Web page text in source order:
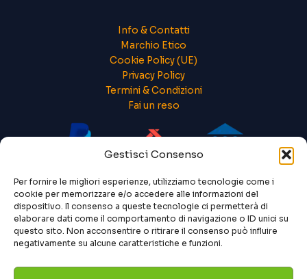
Gestisci Consenso
Per fornire le migliori esperienze, utilizziamo tecnologie come i
cookie per memorizzare e/o accedere alle informazioni del
dispositivo. Il consenso a queste tecnologie ci permetterà di
elaborare dati come il comportamento di navigazione o ID unici su
questo sito. Non acconsentire o ritirare il consenso può influire
negativamente su alcune caratteristiche e funzioni.
Info & Contatti
Marchio Etico
Cookie Policy (UE)
Privacy Policy
Termini & Condizioni
Fai un reso